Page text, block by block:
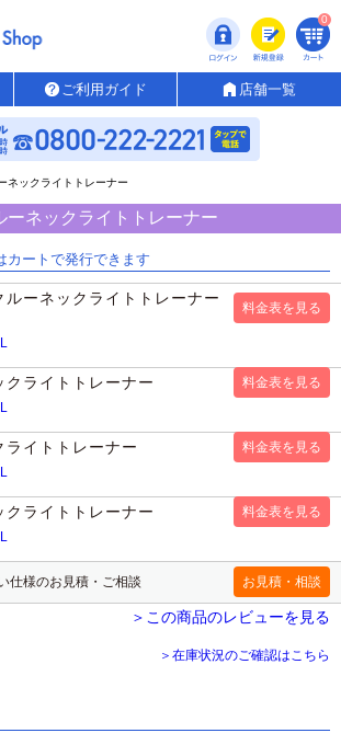
0
ご利用ガイド 店舗一覧
ネックライトトレーナー
ーネックライトトレーナー
カートで発行できます
ルーネックライトトレーナー
ライトトレーナー
イトトレーナー
ライトトレーナー
仕様のお見積・ご相談
＞この商品のレビューを見る
＞在庫状況のご確認はこちら